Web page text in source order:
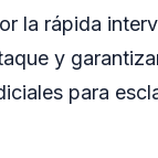
la rápida
y
para